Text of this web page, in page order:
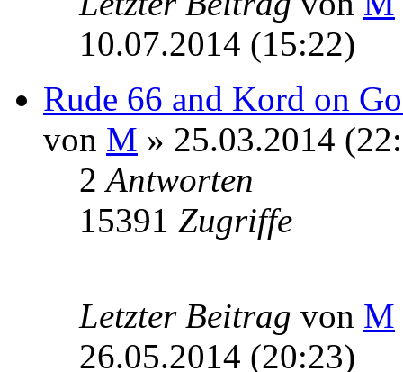
10.07.2014 (15:22)
Rude 66 and Kord on
von M » 25.03.2014
2Antworten
15391 Zugriffe
Letzter Beitrag von M
26.05.2014 (20:23)